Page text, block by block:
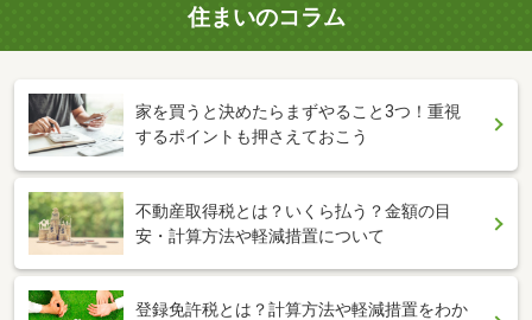
住まいのコラム
家を買うと決めたらまずやること3つ！重視
するポイントも押さえておこう
不動産取得税とは？いくら払う？金額の目
安・計算方法や軽減措置について
登録免許税とは？計算方法や軽減措置をわか